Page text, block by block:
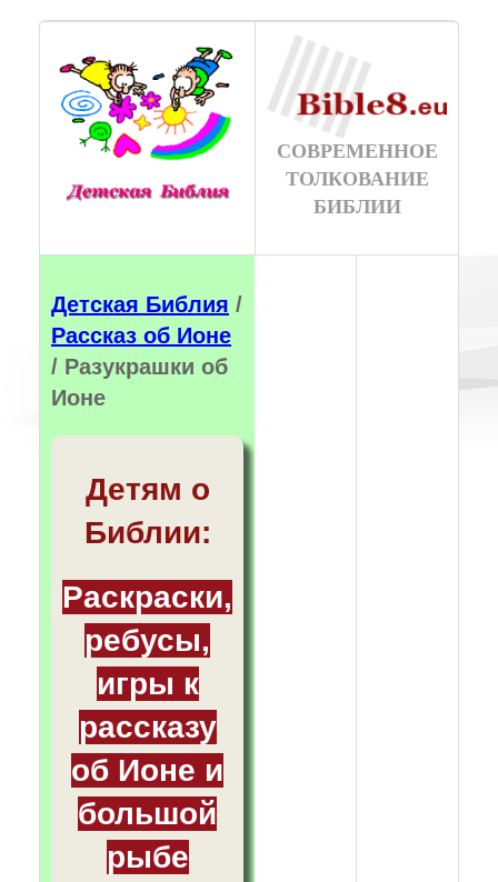
СОВРЕМЕННОЕ
ТОЛКОВАНИЕ
БИБЛИИ
Детская Библия /
Рассказ об Ионе
/ Разукрашки об
Ионе
Детям о
Библии:
Раскраски,
ребусы,
игры к
рассказу
об Ионе и
большой
рыбе